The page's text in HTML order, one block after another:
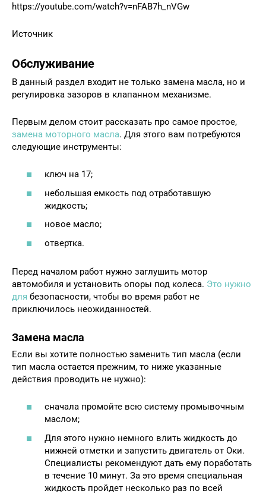
https://youtube.com/watch?v=nFAB7h_nVGw
Источник
Обслуживание
В данный раздел входит не только замена масла, но и
регулировка зазоров в клапанном механизме.
Первым делом стоит рассказать про самое простое,
замена моторного масла. Для этого вам потребуются
следующие инструменты:
ключ на 17;
небольшая емкость под отработавшую
жидкость;
новое масло;
отвертка.
Перед началом работ нужно заглушить мотор
автомобиля и установить опоры под колеса. Это нужно
для безопасности, чтобы во время работ не
приключилось неожиданностей.
Замена масла
Если вы хотите полностью заменить тип масла (если
тип масла остается прежним, то ниже указанные
действия проводить не нужно):
сначала промойте всю систему промывочным
маслом;
Для этого нужно немного влить жидкость до
нижней отметки и запустить двигатель от Оки.
Специалисты рекомендуют дать ему поработать
в течение 10 минут. За это время специальная
жидкость пройдет несколько раз по всей